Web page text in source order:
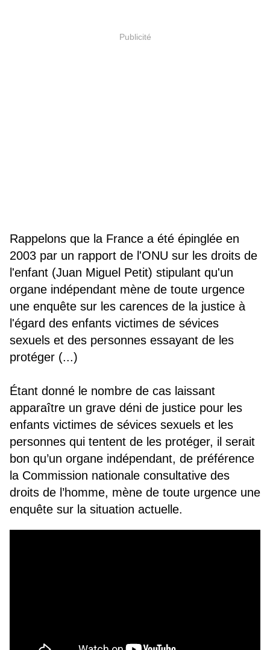
Publicité
Rappelons que la France a été épinglée en
2003 par un rapport de l'ONU sur les droits de
l'enfant (Juan Miguel Petit) stipulant qu'un
organe indépendant mène de toute urgence
une enquête sur les carences de la justice à
l'égard des enfants victimes de sévices
sexuels et des personnes essayant de les
protéger (...)
Étant donné le nombre de cas laissant
apparaître un grave déni de justice pour les
enfants victimes de sévices sexuels et les
personnes qui tentent de les protéger, il serait
bon qu’un organe indépendant, de préférence
la Commission nationale consultative des
droits de l’homme, mène de toute urgence une
enquête sur la situation actuelle.